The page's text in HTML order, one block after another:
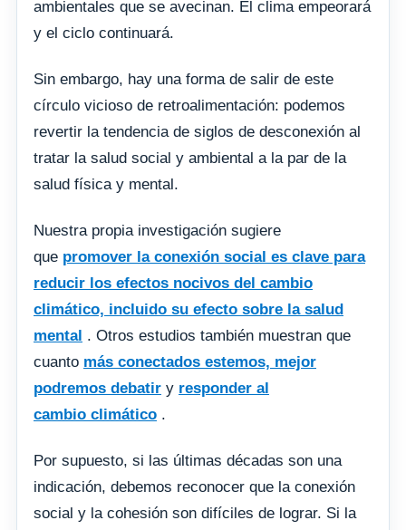
ambientales que se avecinan. El clima empeorará
y el ciclo continuará.
Sin embargo, hay una forma de salir de este
círculo vicioso de retroalimentación: podemos
revertir la tendencia de siglos de desconexión al
tratar la salud social y ambiental a la par de la
salud física y mental.
Nuestra propia investigación sugiere
que promover la conexión social es clave para
reducir los efectos nocivos del cambio
climático, incluido su efecto sobre la salud
mental . Otros estudios también muestran que
cuanto más conectados estemos, mejor
podremos debatir y responder al
cambio climático .
Por supuesto, si las últimas décadas son una
indicación, debemos reconocer que la conexión
social y la cohesión son difíciles de lograr. Si la